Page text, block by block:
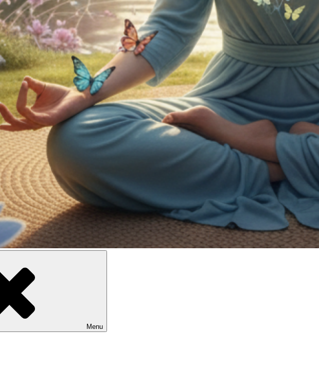
meilleure inclusion sociale et culturelle des personnes en situation de handicap.
Menu